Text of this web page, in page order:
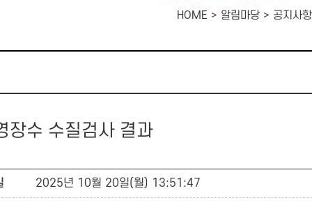
HOME 알림마당 공지사항
수 수질검사 결과
2025년 10월 20일(월) 13:51:47